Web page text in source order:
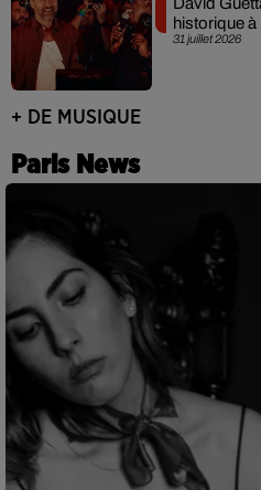
31 juillet 2026
historique à
+ DE MUSIQUE
Paris News